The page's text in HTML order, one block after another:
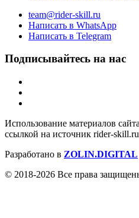
team@rider-skill.ru
Написать в WhatsApp
Написать в Telegram
Подписывайтесь на нас
Использование материалов
ссылкой на источник rider-skill.ru
Разработано в ZOLIN.DIGITAL
© 2018-2026 Все права